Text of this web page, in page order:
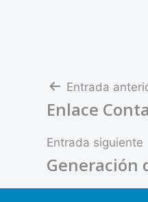
de
Entrada
Enlace
Entrada siguiente
Generación